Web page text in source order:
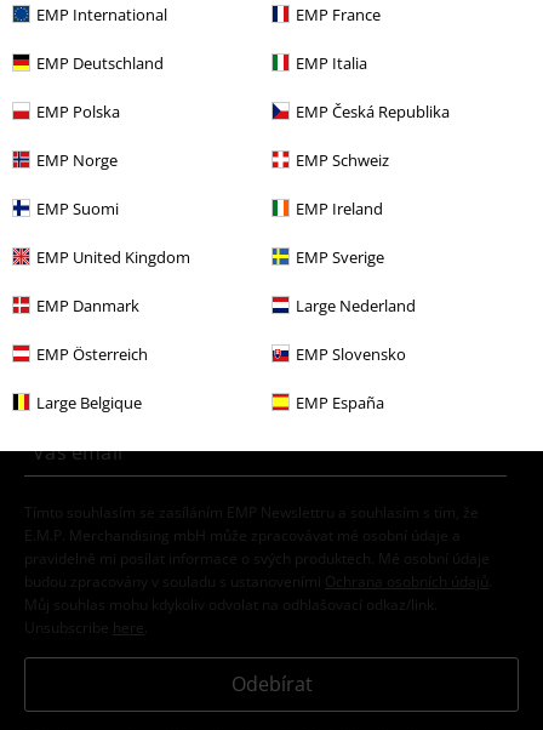
EMP International EMP France
EMP Deutschland EMP Italia
EMP Polska EMP Česká Republika
EMP Norge EMP Schweiz
EMP Suomi EMP Ireland
EMP United Kingdom EMP Sverige
EMP Danmark Large Nederland
EMP Österreich EMP Slovensko
Large Belgique EMP España
More categories. More options.
Merch kapel Žánr Alternative Indie
Merch kapel
Výprodej %
Merch kapel
Získejte 20% slevový poukaz, když se přihlásíte
Tímto souhlasím se zasíláním EMP Newslettru a souhlasím s tím, že
E.M.P. Merchandising mbH může zpracovávat mé osobní údaje a
pravidelně mi posílat informace o svých produktech. Mé osobní údaje
budou zpracovány v souladu s ustanoveními
Ochrana osobních údajů
Můj souhlas mohu kdykoliv odvolat na odhlašovací odkaz/link.
Unsubscribe here
Odebírat